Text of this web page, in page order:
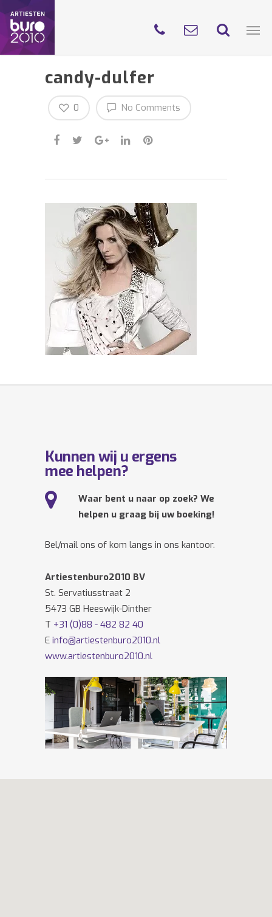
candy-dulfer
No Comments
0
Kunnen wij u ergens
mee helpen?
Waar bent u naar op zoek? We
helpen u graag bij uw boeking!
Bel/mail ons of kom langs in ons kantoor.
Artiestenburo2010 BV
St. Servatiusstraat 2
5473 GB Heeswijk-Dinther
T +31 (0)88 - 482 82 40
E info@artiestenburo2010.nl
www.artiestenburo2010.nl
Volg ons ook opFacebookenTwitter